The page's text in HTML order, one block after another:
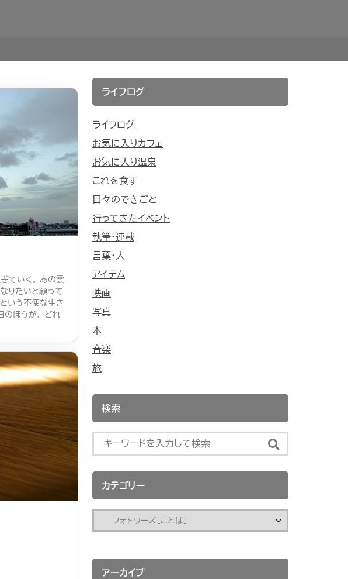
ていく。 あの雲
りたいと願って
いう不便な生き
のほうが、 どれ
ライフログ
ライフログ
お気に入りカフェ
お気に入り温泉
これを食す
日々のできごと
行ってきたイベント
執筆・連載
言葉・人
アイテム
映画
写真
本
音楽
旅
検索
カテゴリー
アーカイブ